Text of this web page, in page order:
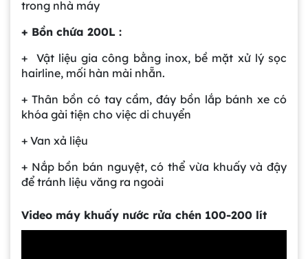
trong nhà máy
+ Bồn chứa 200L :
+ Vật liệu gia công bằng inox, bề mặt xử lý sọc
hairline, mối hàn mài nhẵn.
+ Thân bồn có tay cầm, đáy bồn lắp bánh xe có
khóa gài tiện cho việc di chuyển
+ Van xả liệu
+ Nắp bồn bán nguyệt, có thể vừa khuấy và đậy
để tránh liệu văng ra ngoài
Video máy khuấy nước rửa chén 100-200 lít